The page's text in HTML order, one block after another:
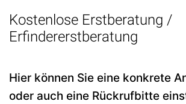
Kostenlose Erstberatung /
Erfindererstberatung
Hier können Sie eine konkrete
oder auch eine Rückrufbitte